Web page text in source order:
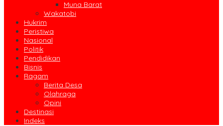
Muna Barat
Wakatobi
Hukrim
Peristiwa
Nasional
Politik
Pendidikan
Bisnis
Ragam
Berita Desa
Olahraga
Opini
Destinasi
Indeks